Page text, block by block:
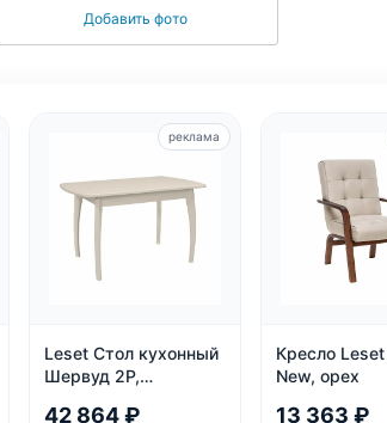
Добавить фото
Leset Стол кухонный
Шервуд 2Р,
42 864 ₽
реклама
Кресло
New, орех
13 363 ₽